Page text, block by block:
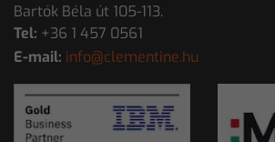
Bartók Béla út 105-113.
Tel: +36 1 457 0561
E-mail: info@clementine.hu